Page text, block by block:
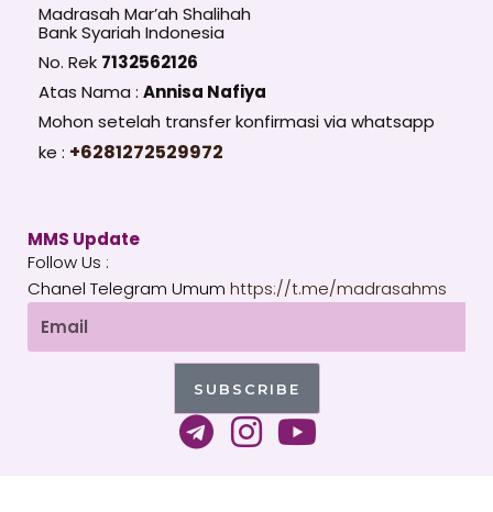
Madrasah Mar’ah Shalihah
Bank Syariah Indonesia
No. Rek 7132562126
Atas Nama : Annisa Nafiya
Mohon setelah transfer konfirmasi via whatsapp
ke : +6281272529972
MMS Update
Follow Us :
Chanel Telegram Umum https://t.me/madrasahms
Email
SUBSCRIBE
T
e
I
n
Y